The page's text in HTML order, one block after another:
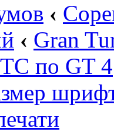
‹
‹ Gran
по GT 4